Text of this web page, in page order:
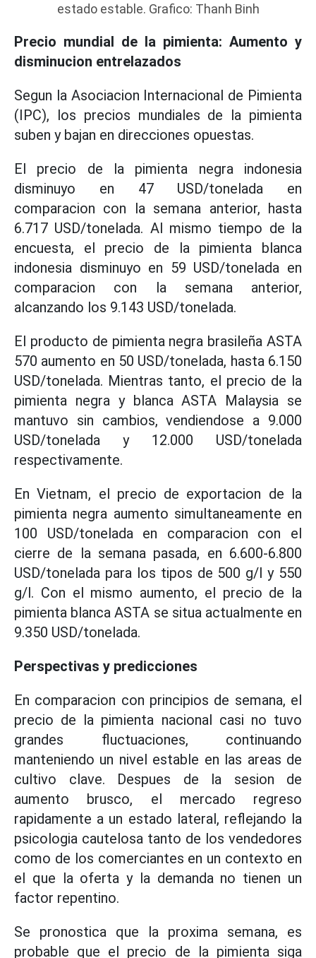
estado estable. Grafico: Thanh Binh
Precio mundial de la pimienta: Aumento y
disminucion entrelazados
Segun la Asociacion Internacional de Pimienta
(IPC), los precios mundiales de la pimienta
suben y bajan en direcciones opuestas.
El precio de la pimienta negra indonesia
disminuyo en 47 USD/tonelada en
comparacion con la semana anterior, hasta
6.717 USD/tonelada. Al mismo tiempo de la
encuesta, el precio de la pimienta blanca
indonesia disminuyo en 59 USD/tonelada en
comparacion con la semana anterior,
alcanzando los 9.143 USD/tonelada.
El producto de pimienta negra brasileña ASTA
570 aumento en 50 USD/tonelada, hasta 6.150
USD/tonelada. Mientras tanto, el precio de la
pimienta negra y blanca ASTA Malaysia se
mantuvo sin cambios, vendiendose a 9.000
USD/tonelada y 12.000 USD/tonelada
respectivamente.
En Vietnam, el precio de exportacion de la
pimienta negra aumento simultaneamente en
100 USD/tonelada en comparacion con el
cierre de la semana pasada, en 6.600-6.800
USD/tonelada para los tipos de 500 g/l y 550
g/l. Con el mismo aumento, el precio de la
pimienta blanca ASTA se situa actualmente en
9.350 USD/tonelada.
Perspectivas y predicciones
En comparacion con principios de semana, el
precio de la pimienta nacional casi no tuvo
grandes fluctuaciones, continuando
manteniendo un nivel estable en las areas de
cultivo clave. Despues de la sesion de
aumento brusco, el mercado regreso
rapidamente a un estado lateral, reflejando la
psicologia cautelosa tanto de los vendedores
como de los comerciantes en un contexto en
el que la oferta y la demanda no tienen un
factor repentino.
Se pronostica que la proxima semana, es
probable que el precio de la pimienta siga